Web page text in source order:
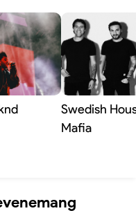
Swedish
Mafia